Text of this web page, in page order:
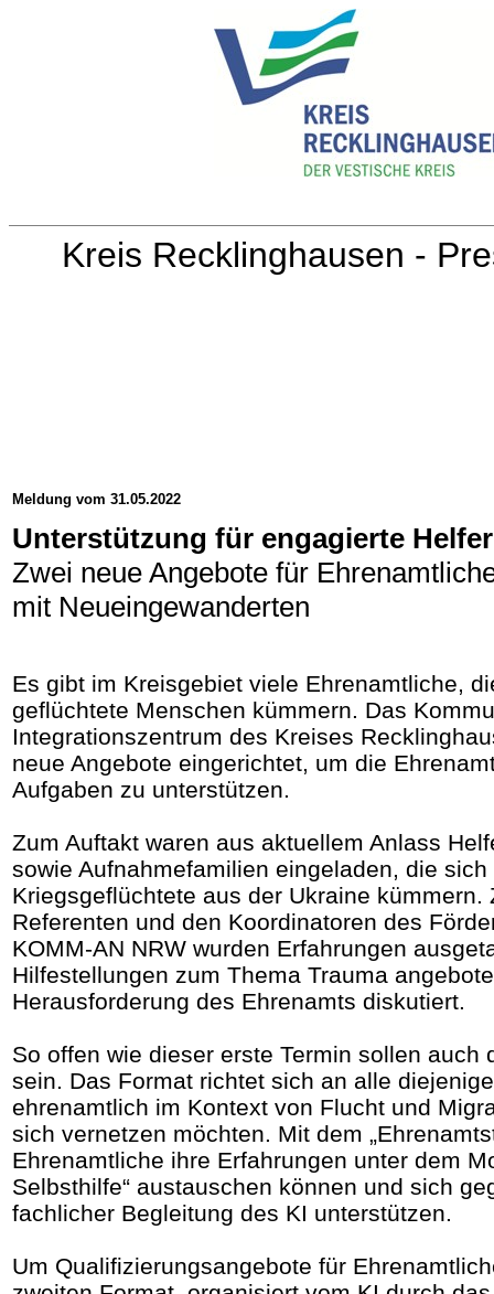
Kreis Recklinghausen -
Meldung vom 31.05.2022
Unterstützung für engagierte Helfer
Zwei neue Angebote für
mit Neueingewanderten
Es gibt im Kreisgebiet viele Ehrenamtliche,
geflüchtete Menschen kümmern. Das
Integrationszentrum des Kreises
neue Angebote eingerichtet, um die
Aufgaben zu unterstützen.
Zum Auftakt waren aus aktuellem Anlass
sowie Aufnahmefamilien eingeladen, die sich
Kriegsgeflüchtete aus der Ukraine kümmern.
Referenten und den Koordinatoren des
KOMM-AN NRW wurden Erfahrungen
Hilfestellungen zum Thema Trauma
Herausforderung des Ehrenamts diskutiert.
So offen wie dieser erste Termin sollen auch
sein. Das Format richtet sich an alle
ehrenamtlich im Kontext von Flucht und
sich vernetzen möchten. Mit dem
Ehrenamtliche ihre Erfahrungen unter dem
Selbsthilfe“ austauschen können und sich
fachlicher Begleitung des KI unterstützen.
Um Qualifizierungsangebote für